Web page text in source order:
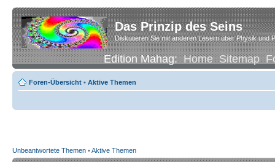
Das Prinzip des Seins
Diskutieren Sie mit anderen Lesern über Physik und
Edition Mahag:Home Sitemap
Foren-Übersicht • Aktive Themen
Unbeantwortete Themen •Aktive Themen